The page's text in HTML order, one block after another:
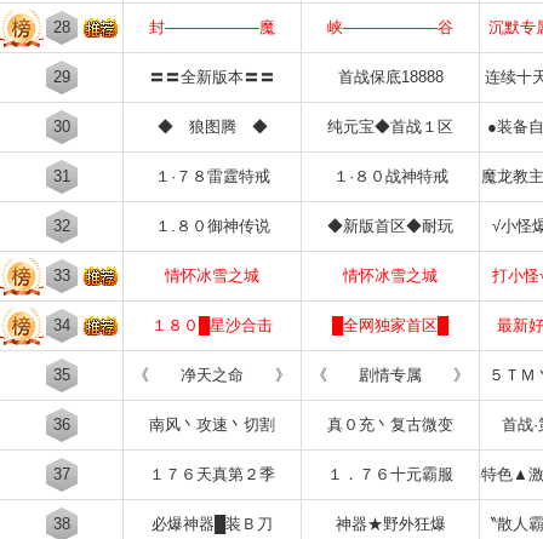
28 封——————魔 峡——————谷 沉默专
29 〓〓全新版本〓〓 首战保底18888 连续十
30 ◆ 狼图腾 ◆ 纯元宝◆首战１区 ●装备
31 １·７８雷霆特戒 １·８０战神特戒 魔龙教
32 １.８０御神传说 ◆新版首区◆耐玩 √小怪
33 情怀冰雪之城 情怀冰雪之城 打小怪
34 １８０█星沙合击 █全网独家首区█ 最新
35 《 净天之命 》 《 剧情专属 》 ５ＴＭ
36 南风丶攻速丶切割 真０充丶复古微变 首战
37 １７６天真第２季 １．７６十元霸服 特色▲
38 必爆神器█装Ｂ刀 神器★野外狂爆 〝散人